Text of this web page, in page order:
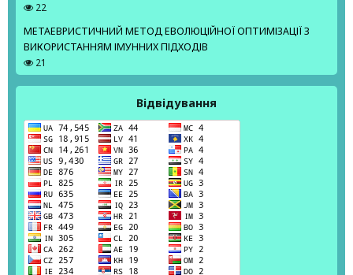
22
МЕТАЕВРИСТИЧНИЙ МЕТОД ЕВОЛЮЦІЙНОЇ ОПТИМІЗАЦІЇ З
ВИКОРИСТАННЯМ ІМУННИХ ПІДХОДІВ
21
Відвідування